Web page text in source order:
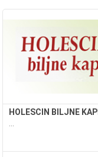
HOLESCIN BILJNE KAPI